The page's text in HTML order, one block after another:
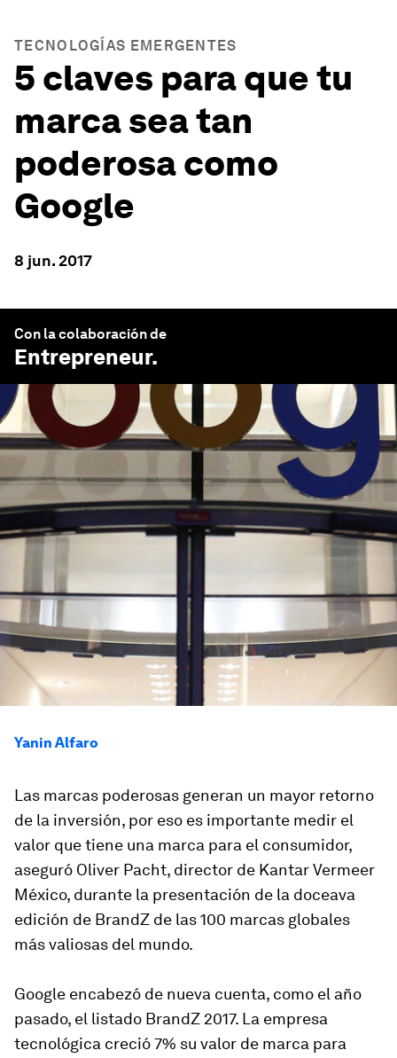
TECNOLOGÍAS EMERGENTES
5 claves para que tu
marca sea tan
poderosa como
Google
8 jun. 2017
Con la colaboración de
Entrepreneur.
Yanin Alfaro
Las marcas poderosas generan un mayor retorno
de la inversión, por eso es importante medir el
valor que tiene una marca para el consumidor,
aseguró Oliver Pacht, director de Kantar Vermeer
México, durante la presentación de la doceava
edición de BrandZ de las 100 marcas globales
más valiosas del mundo.
Google encabezó de nueva cuenta, como el año
pasado, el listado BrandZ 2017. La empresa
tecnológica creció 7% su valor de marca para